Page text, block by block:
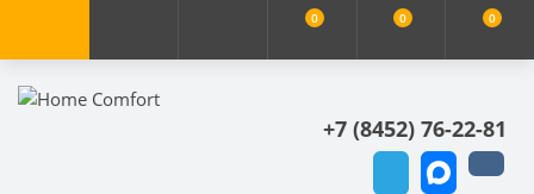
0 0 0
+7 (8452) 76-22-81